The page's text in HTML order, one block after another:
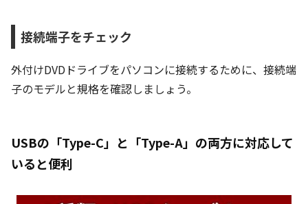
接続端子をチェック
外付けDVDドライブをパソコンに接続するために、接続端
子のモデルと規格を確認しましょう。
USBの「Type-C」と「Type-A」の両方に対応して
いると便利